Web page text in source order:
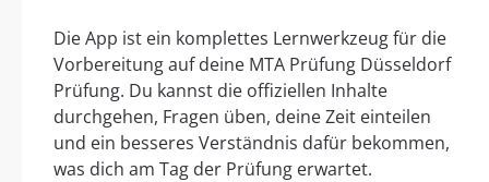
Die App ist ein komplettes Lernwerkzeug für die
Vorbereitung auf deine MTA Prüfung Düsseldorf
Prüfung. Du kannst die offiziellen Inhalte
durchgehen, Fragen üben, deine Zeit einteilen
und ein besseres Verständnis dafür bekommen,
was dich am Tag der Prüfung erwartet.